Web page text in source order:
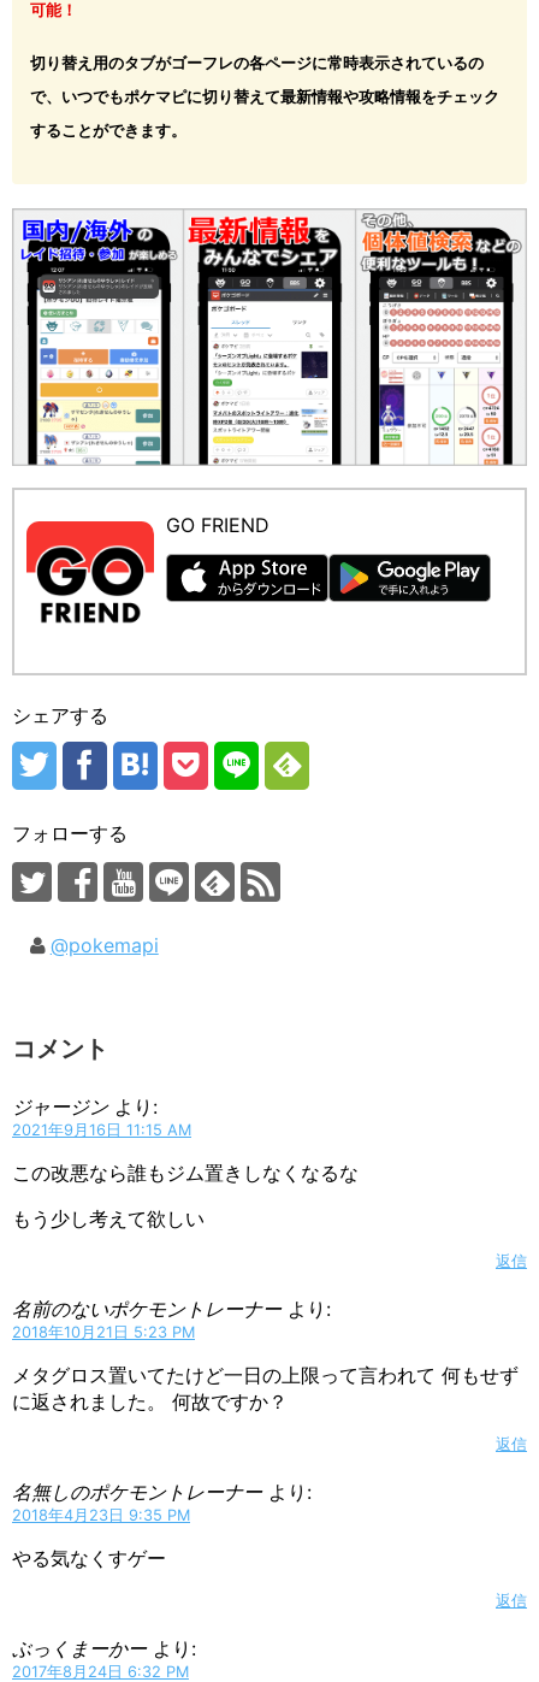
可能！
切り替え用のタブがゴーフレの各ページに常時表示されているの
で、いつでもポケマピに切り替えて最新情報や攻略情報をチェック
することができます。
GO FRIEND
シェアする
フォローする
@pokemapi
コメント
ジャージン より:
2021年9月16日 11:15 AM
この改悪なら誰もジム置きしなくなるな
もう少し考えて欲しい
返信
名前のないポケモントレーナー より:
2018年10月21日 5:23 PM
メタグロス置いてたけど一日の上限って言われて 何もせず
に返されました。 何故ですか？
返信
名無しのポケモントレーナー より:
2018年4月23日 9:35 PM
やる気なくすゲー
返信
ぶっくまーかー より:
2017年8月24日 6:32 PM